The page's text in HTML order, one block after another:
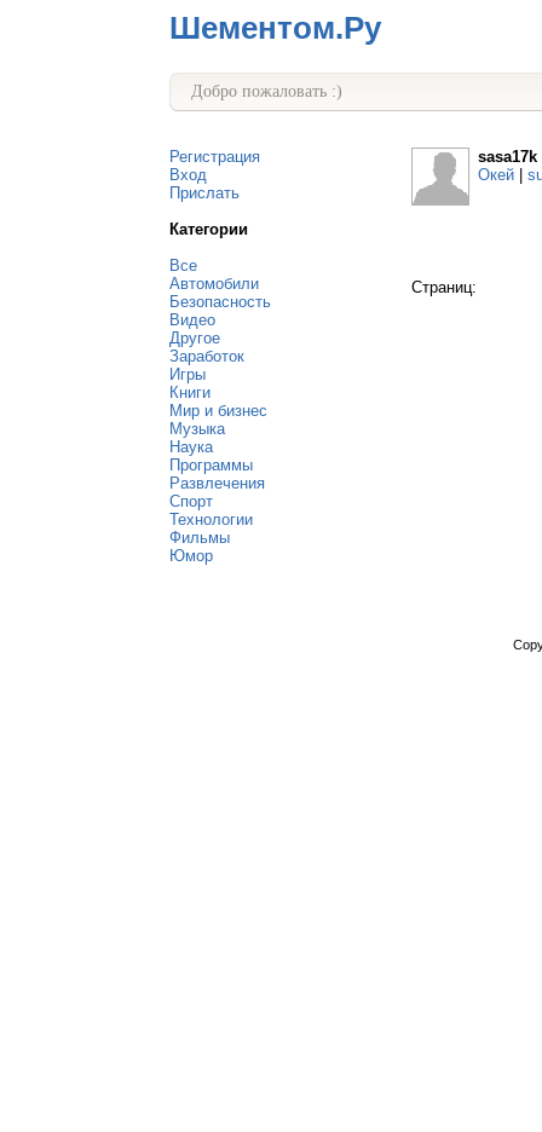
Шементом.Ру
Добро пожаловать :)
Регистрация
Вход
Прислать
Категории
Все
Автомобили
Безопасность
Видео
Другое
Заработок
Игры
Книги
Мир и бизнес
Музыка
Наука
Программы
Развлечения
Спорт
Технологии
Фильмы
Юмор
sasa17k
Окей
Страниц: